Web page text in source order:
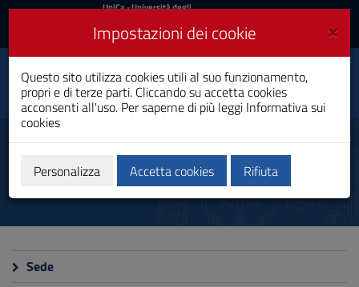
Vai
al
navigazione
sito
al
Footer
UniCa
Accedi
UniCa- Università degli
Accedi UniCA News
Toggle
navigation
Ingegneria Energetica
Laurea Magistrale
Strutture e aule
Sede
×
Impostazioni dei cookie
Questo sito utilizza cookies utili al suo funzionamento,
propri e di terze parti. Cliccando su accetta cookies
acconsenti all'uso. Per saperne di più leggi Informativa sui
cookies
Personalizza Accetta cookies Rifiuta